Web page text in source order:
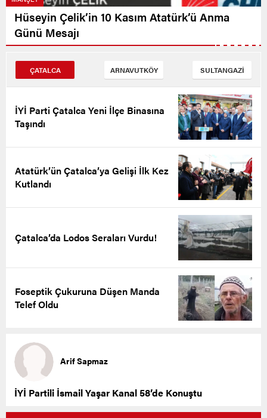
Hüseyin Çelik’in 10 Kasım Atatürk’ü Anma
Günü Mesajı
ÇATALCA ARNAVUTKÖY SULTANGAZİ
İYİ Parti Çatalca Yeni İlçe Binasına
Taşındı
Atatürk’ün Çatalca’ya Gelişi İlk Kez
Kutlandı
Çatalca’da Lodos Seraları Vurdu!
Foseptik Çukuruna Düşen Manda
Telef Oldu
Arif Sapmaz
İYİ Partili İsmail Yaşar Kanal 58’de Konuştu